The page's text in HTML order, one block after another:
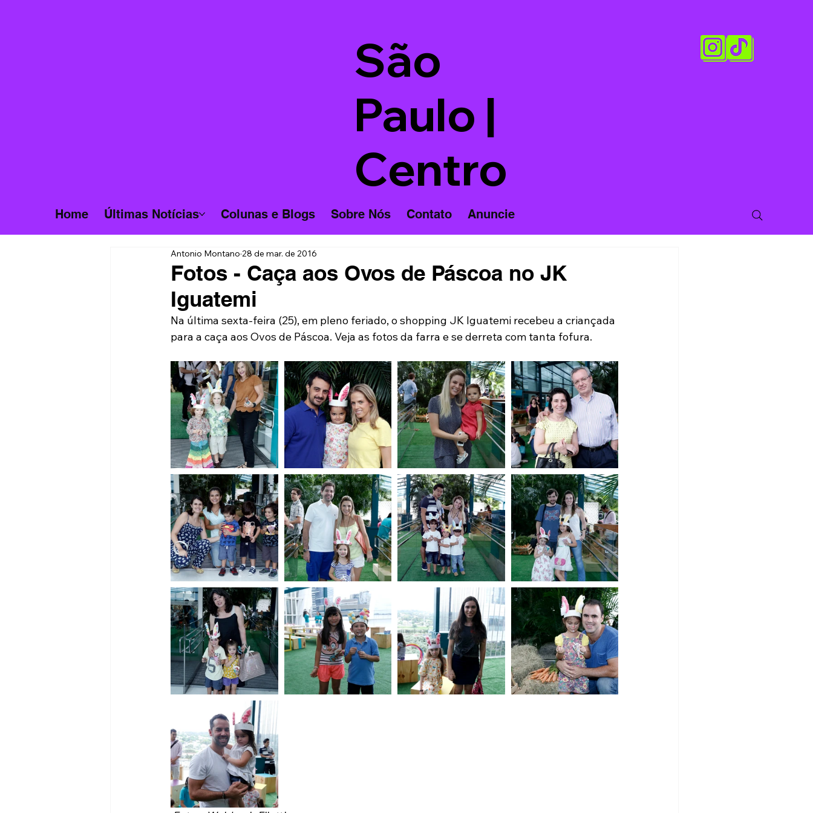
São
Paulo |
Centro
Home Últimas Notícias Colunas e Blogs Sobre Nós Contato Anuncie
Fotos - Caça aos Ovos de Páscoa no JK
Iguatemi
Antonio Montano 28 de mar. de 2016
Na última sexta-feira (25), em pleno feriado, o shopping JK Iguatemi recebeu a criançada
para a caça aos Ovos de Páscoa. Veja as fotos da farra e se derreta com tanta fofura.